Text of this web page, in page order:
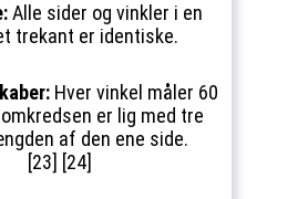
Alle sider og vinkler i en
trekant er identiske.
Hver vinkel måler 60
er lig med tre
af den ene side.
[23] [24]